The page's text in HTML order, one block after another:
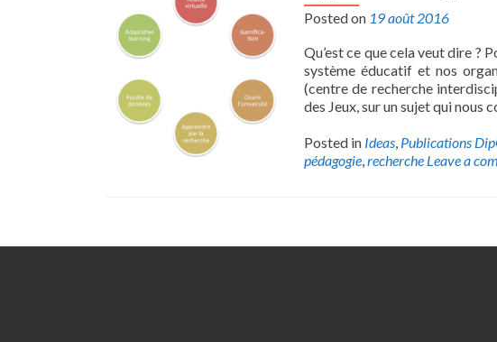
Posted on 19 août 2016
Qu’est ce que cela veut dire
système éducatif et nos
(centre de recherche
des Jeux, sur un sujet qui nous
Posted in Ideas, Publications
pédagogie,recherche Leave a
Posts